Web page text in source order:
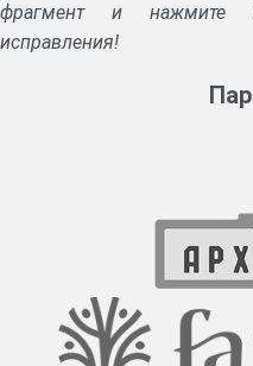
фрагмент и нажмите
исправления!